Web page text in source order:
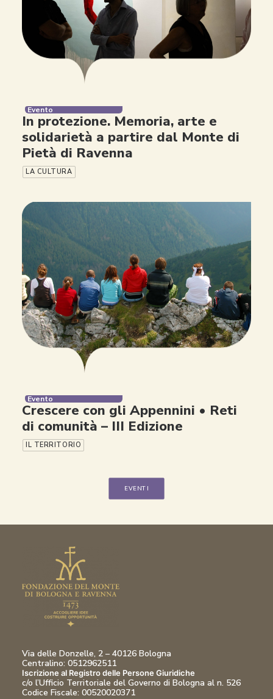
Evento
In protezione. Memoria, arte e
solidarietà a partire dal Monte di
Pietà di Ravenna
LA CULTURA
Evento
Crescere con gli Appennini • Reti
di comunità – III Edizione
IL TERRITORIO
EVENTI
Via delle Donzelle, 2 – 40126 Bologna
Centralino: 0512962511
Iscrizione al Registro delle Persone Giuridiche
c/o l’Ufficio Territoriale del Governo di Bologna al n. 526
Codice Fiscale: 00520020371